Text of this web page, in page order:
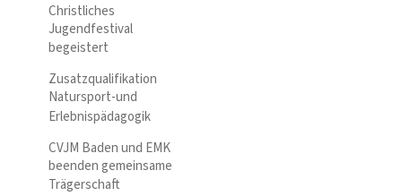
Christliches
Jugendfestival
begeistert
Zusatzqualifikation
Natursport-und
Erlebnispädagogik
CVJM Baden und EMK
beenden gemeinsame
Trägerschaft